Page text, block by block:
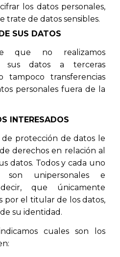
los datos personales,
trate de datos sensibles.
SUS DATOS
que no realizamos
sus datos a terceras
tampoco transferencias
personales fuera de la
INTERESADOS
protección de datos le
derechos en relación al
datos. Todos y cada uno
unipersonales e
que únicamente
por el titular de los datos,
su identidad.
cuales son los